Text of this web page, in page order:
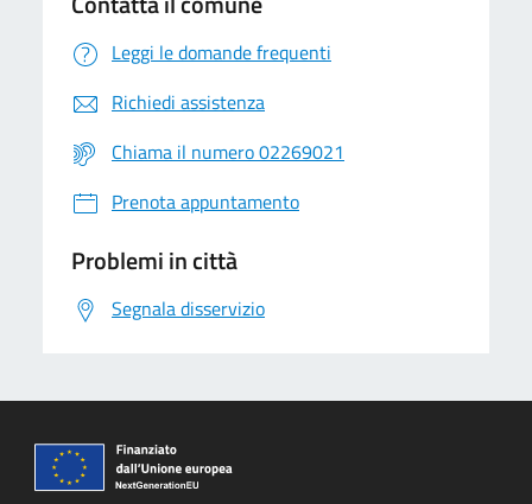
Leggi le domande frequenti
Richiedi assistenza
Chiama il numero 02269021
Prenota appuntamento
Problemi in città
Segnala disservizio